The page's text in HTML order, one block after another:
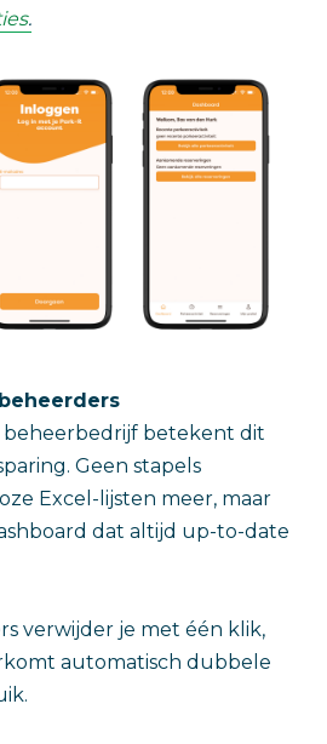
.
betekent dit
Geen stapels
Excel-lijsten meer, maar
dat altijd up-to-date
verwijder je met één klik,
automatisch dubbele